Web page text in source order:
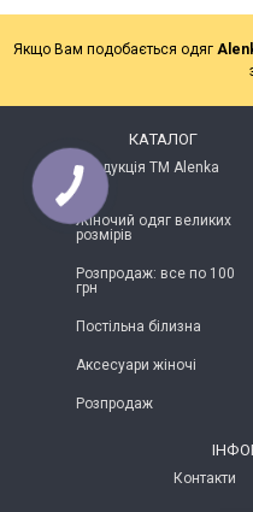
Якщо Вам подобається одяг
КАТАЛОГ
Продукція ТМ Alenka
Plus
Жіночий одяг великих
розмірів
Розпродаж: все по 100
грн
Постільна білизна
Аксесуари жіночі
Розпродаж
Контакти